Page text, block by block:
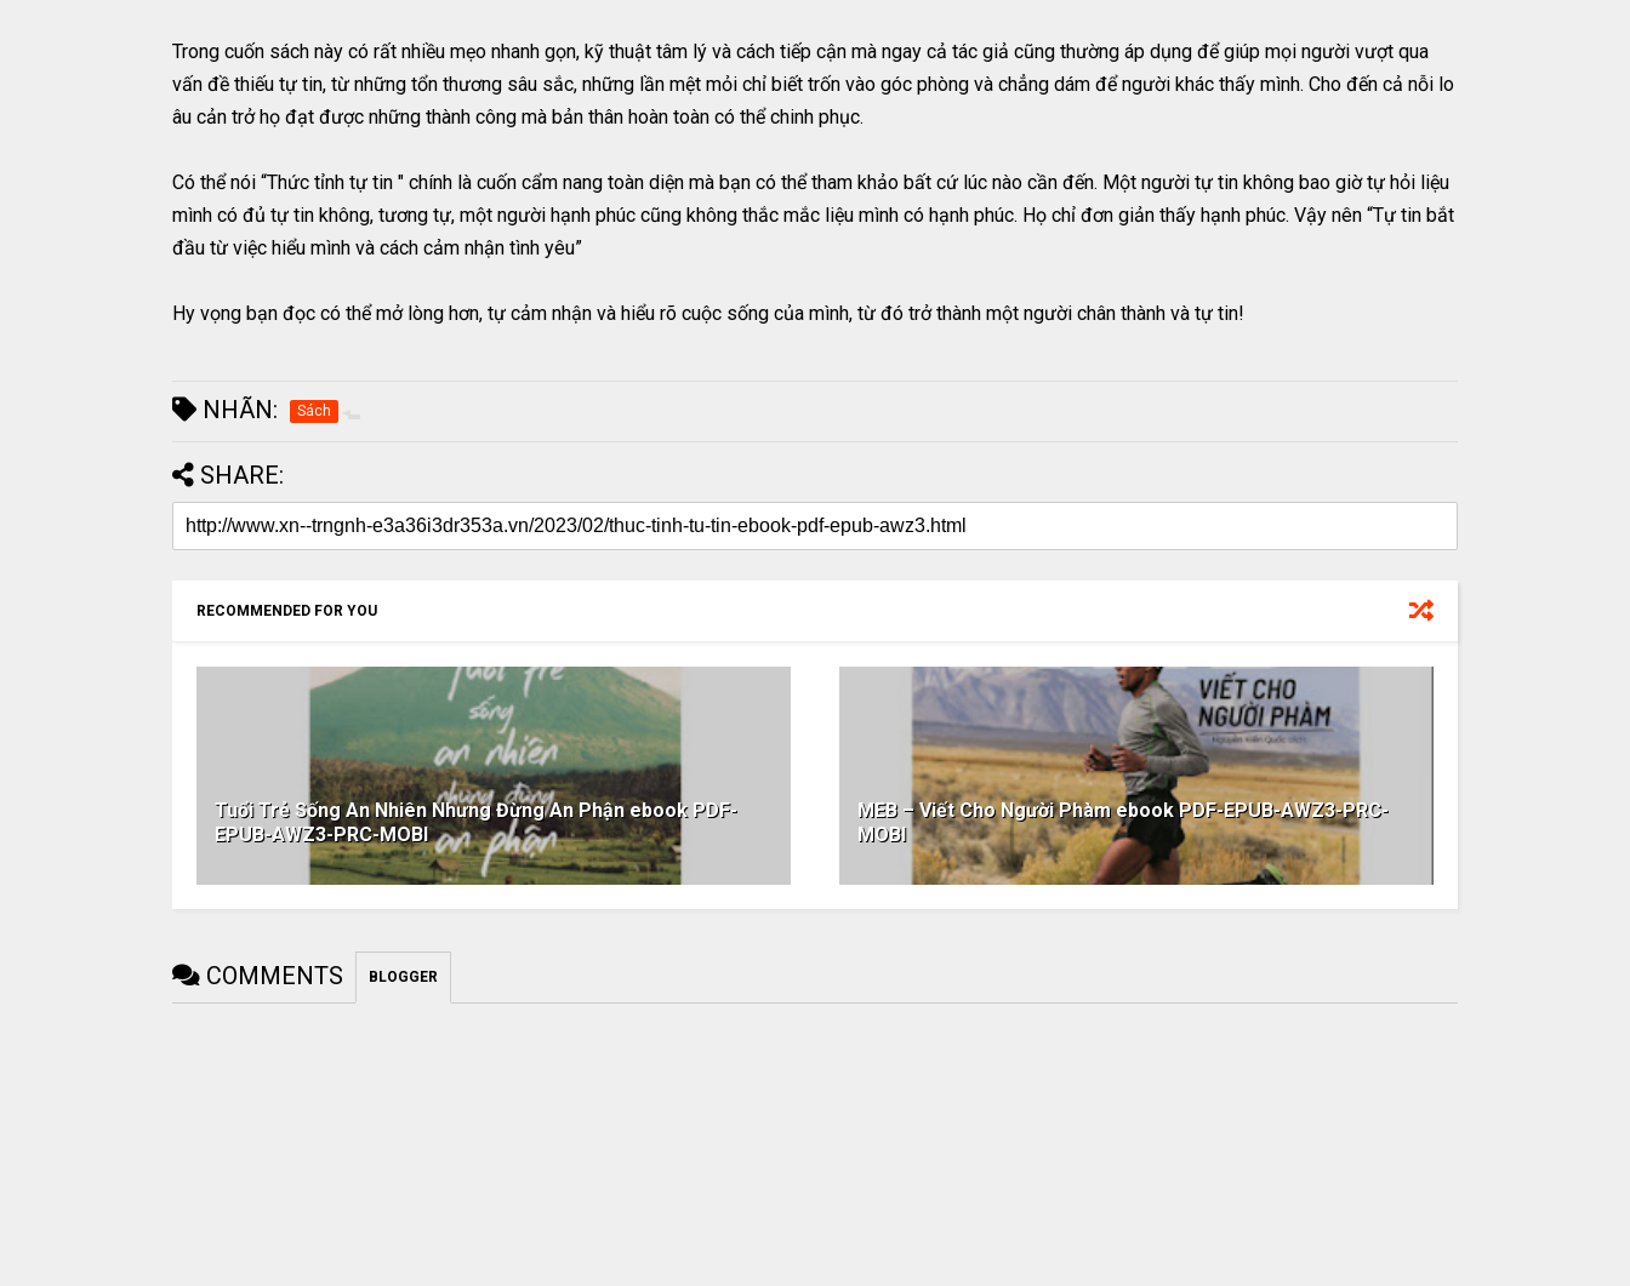
Trong cuốn sách này có rất nhiều mẹo nhanh gọn, kỹ thuật tâm lý và cách tiếp cận mà ngay cả tác giả cũng thường áp dụng để giúp mọi người vượt qua
vấn đề thiếu tự tin, từ những tổn thương sâu sắc, những lần mệt mỏi chỉ biết trốn vào góc phòng và chẳng dám để người khác thấy mình. Cho đến cả nỗi lo
âu cản trở họ đạt được những thành công mà bản thân hoàn toàn có thể chinh phục.
Có thể nói “Thức tỉnh tự tin " chính là cuốn cẩm nang toàn diện mà bạn có thể tham khảo bất cứ lúc nào cần đến. Một người tự tin không bao giờ tự hỏi liệu
mình có đủ tự tin không, tương tự, một người hạnh phúc cũng không thắc mắc liệu mình có hạnh phúc. Họ chỉ đơn giản thấy hạnh phúc. Vậy nên “Tự tin bắt
đầu từ việc hiểu mình và cách cảm nhận tình yêu”
Hy vọng bạn đọc có thể mở lòng hơn, tự cảm nhận và hiểu rõ cuộc sống của mình, từ đó trở thành một người chân thành và tự tin!
NHÃN: Sách
SHARE:
RECOMMENDED FOR YOU
Tuổi Trẻ Sống An Nhiên Nhưng Đừng An Phận ebook PDF-
EPUB-AWZ3-PRC-MOBI
MEB – Viết Cho Người Phàm ebook PDF-EPUB-AWZ3-PRC-
MOBI
COMMENTS BLOGGER